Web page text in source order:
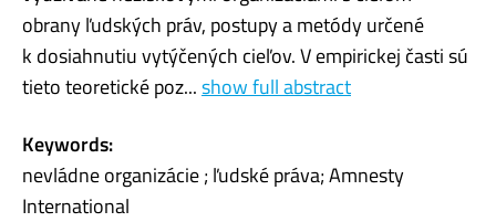
obrany ľudských práv, postupy a metódy určené
k dosiahnutiu vytýčených cieľov. V empirickej časti sú
tieto teoretické poz...show full abstract
Keywords:
nevládne organizácie ; ľudské práva; Amnesty
International